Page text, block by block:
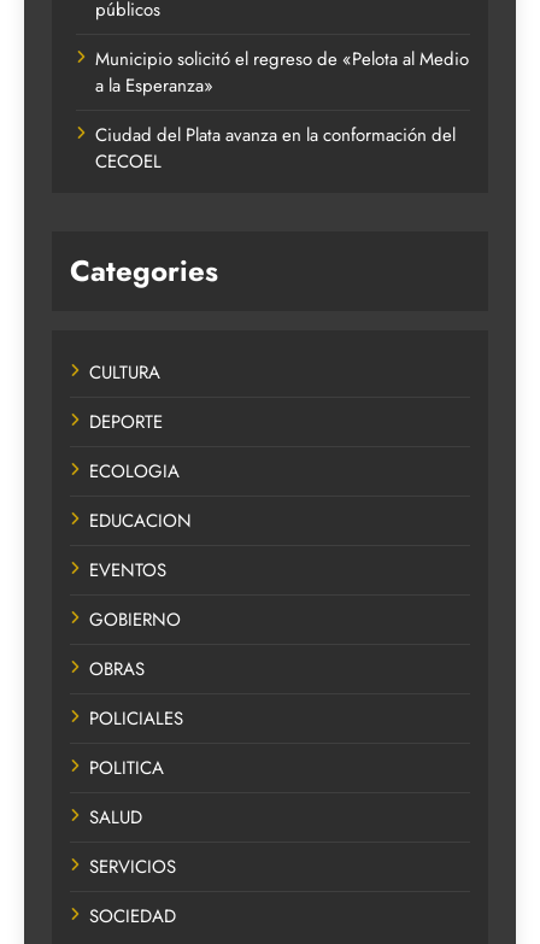
públicos
Municipio solicitó el regreso de «Pelota al Medio
a la Esperanza»
Ciudad del Plata avanza en la conformación del
CECOEL
Categories
CULTURA
DEPORTE
ECOLOGIA
EDUCACION
EVENTOS
GOBIERNO
OBRAS
POLICIALES
POLITICA
SALUD
SERVICIOS
SOCIEDAD